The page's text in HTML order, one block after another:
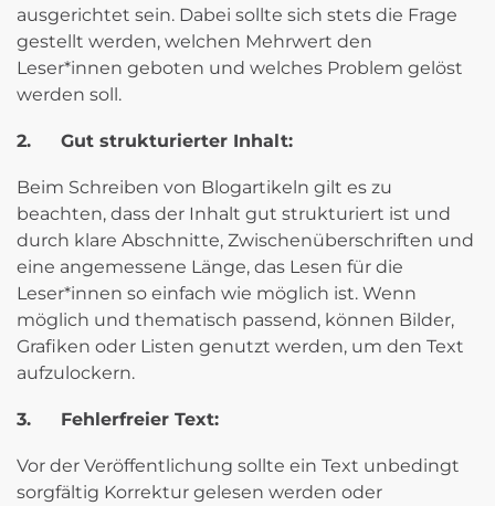
ausgerichtet sein. Dabei sollte sich stets die Frage
gestellt werden, welchen Mehrwert den
Leser*innen geboten und welches Problem gelöst
werden soll.
2. Gut strukturierter Inhalt:
Beim Schreiben von Blogartikeln gilt es zu
beachten, dass der Inhalt gut strukturiert ist und
durch klare Abschnitte, Zwischenüberschriften und
eine angemessene Länge, das Lesen für die
Leser*innen so einfach wie möglich ist. Wenn
möglich und thematisch passend, können Bilder,
Grafiken oder Listen genutzt werden, um den Text
aufzulockern.
3. Fehlerfreier Text:
Vor der Veröffentlichung sollte ein Text unbedingt
sorgfältig Korrektur gelesen werden oder